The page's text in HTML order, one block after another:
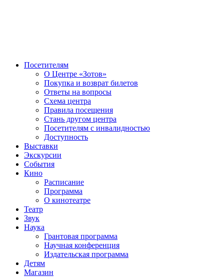
Посетителям
О Центре «Зотов»
Покупка и возврат билетов
Ответы на вопросы
Схема центра
Правила посещения
Стань другом центра
Посетителям с инвалидностью
Доступность
Выставки
Экскурсии
События
Кино
Расписание
Программа
О кинотеатре
Театр
Звук
Наука
Грантовая программа
Научная конференция
Издательская программа
Детям
Магазин